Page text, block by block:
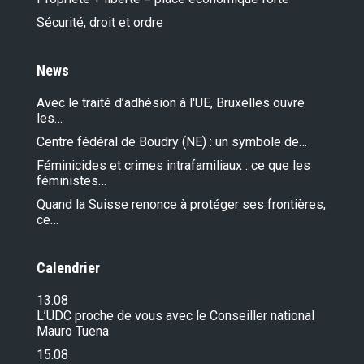
Sécurité, droit et ordre
News
Avec le traité d’adhésion à l'UE, Bruxelles ouvre
les…
Centre fédéral de Boudry (NE) : un symbole de…
Féminicides et crimes intrafamiliaux : ce que les
féministes…
Quand la Suisse renonce à protéger ses frontières,
ce…
Calendrier
13.08
L’UDC proche de vous avec le Conseiller national
Mauro Tuena
15.08